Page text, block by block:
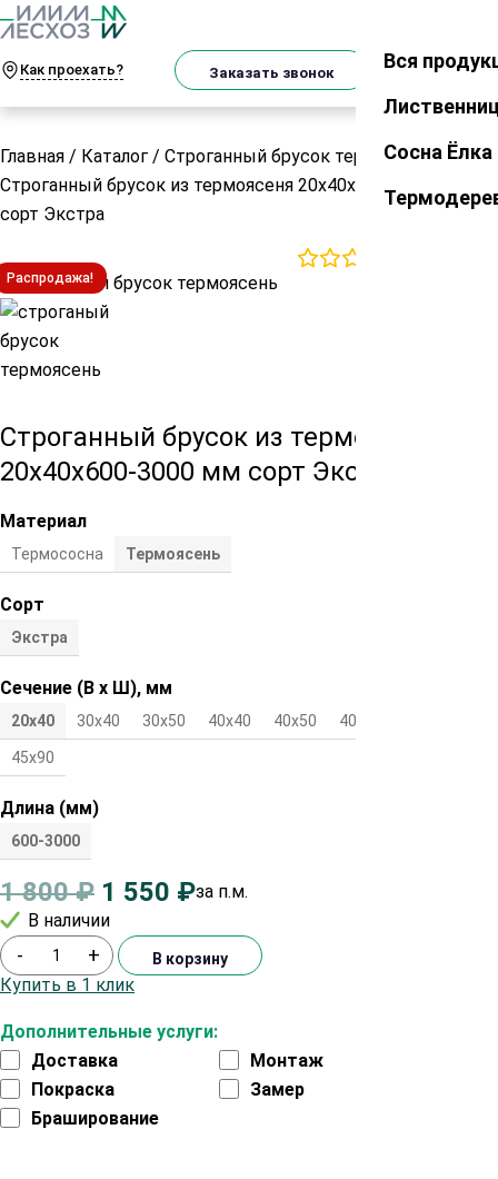
Как проехать? Заказать звонок Закрыть
Вся
Сосна Ёлка
Главная / Каталог / Строганный брусок термо/
Строганный брусок из термоясеня 20х40х600-3000 мм
сорт Экстра
Распродажа!
Строганный брусок из термоясеня
20х40х600-3000 мм сорт Экстра
Материал
Термососна Термоясень
Сорт
Экстра
Сечение (В х Ш), мм
20х40 30х40 30х50 40х40 40х50 40х70
45х90
Длина (мм)
600-3000
1 800₽ 1 550 ₽за п.м.
В наличии
Дополнительные услуги:
Доставка
Монтаж
Покраска
Замер
Браширование
- + В корзину
Купить в 1 клик